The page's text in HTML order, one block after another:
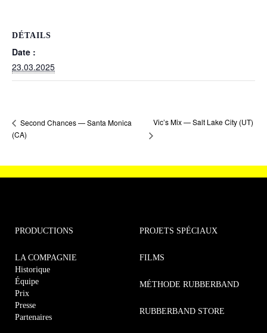
DÉTAILS
Date :
23.03.2025
Second Chances — Santa Monica
(CA)
Vic’s Mix — Salt Lake City (UT)
PRODUCTIONS
LA COMPAGNIE
Historique
Équipe
Prix
Presse
Partenaires
PROJETS SPÉCIAUX
FILMS
MÉTHODE RUBBERBAND
RUBBERBAND STORE